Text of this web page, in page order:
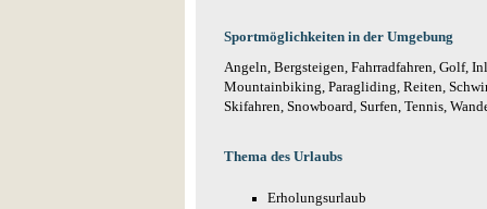
Sportmöglichkeiten in der Umgebung
Angeln, Bergsteigen, Fahrradfahren, Golf,
Mountainbiking, Paragliding, Reiten,
Skifahren, Snowboard, Surfen, Tennis,
Thema des Urlaubs
Erholungsurlaub